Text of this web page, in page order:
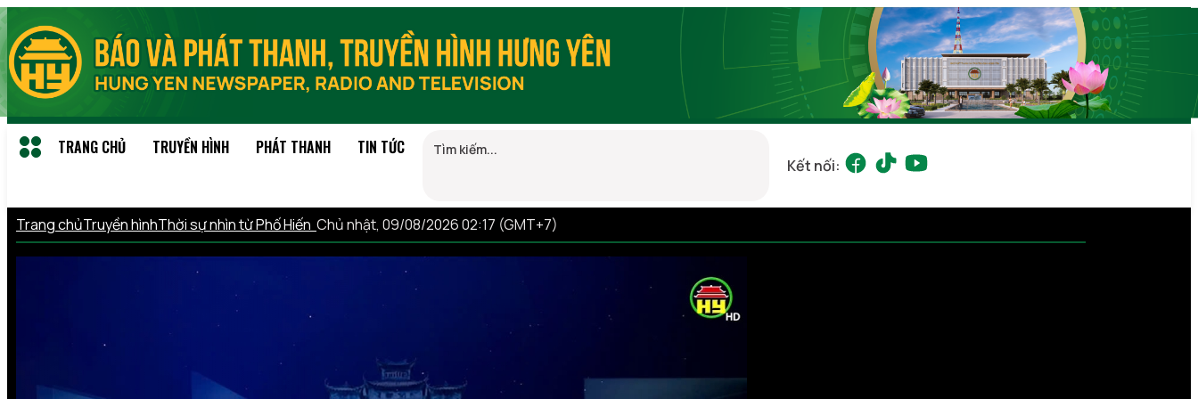
TRANG CHỦ TRUYỀN HÌNH PHÁT THANH TIN TỨC
Kết nối:
Trang chủTruyền hìnhThời sự nhìn từ Phố Hiến Chủ nhật, 09/08/2026 02:17 (GMT+7)